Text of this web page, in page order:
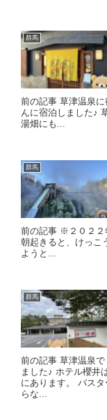
群馬
前の記事 草津温泉
んに宿泊しました♪
湯畑にも...
群馬
前の記事 ※２０２
朝起きると、けっこ
ようと...
群馬
前の記事 草津温泉
ました♪ ホテル櫻井
にあります。 バス
らな...